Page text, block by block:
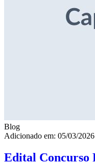
Blog
Adicionado em: 05/03/2026
Edital Concurso